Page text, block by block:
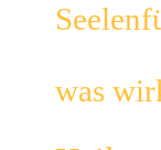
was